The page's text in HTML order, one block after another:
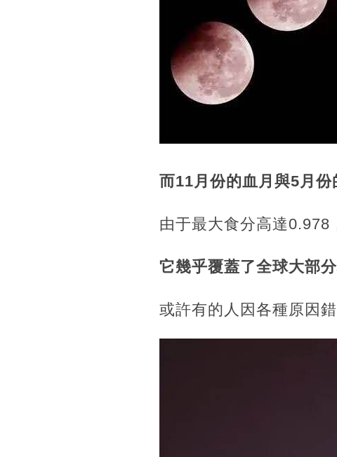
而11月份的血月與5月份
由于最大食分高達0.978
它幾乎覆蓋了全球大部
或許有的人因各種原因